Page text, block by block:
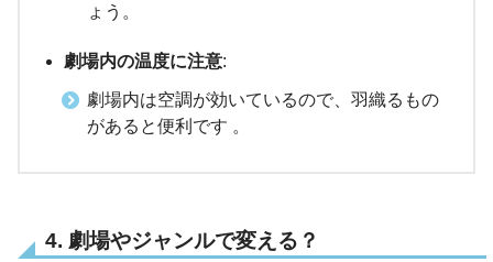
ょう。
劇場内の温度に注意:
劇場内は空調が効いているので、羽織るもの
があると便利です 。
4. 劇場やジャンルで変える？